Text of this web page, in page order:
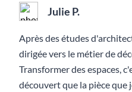
Julie P.
Après des études
dirigée vers le métier de
Transformer des espaces,
découvert que la pièce que